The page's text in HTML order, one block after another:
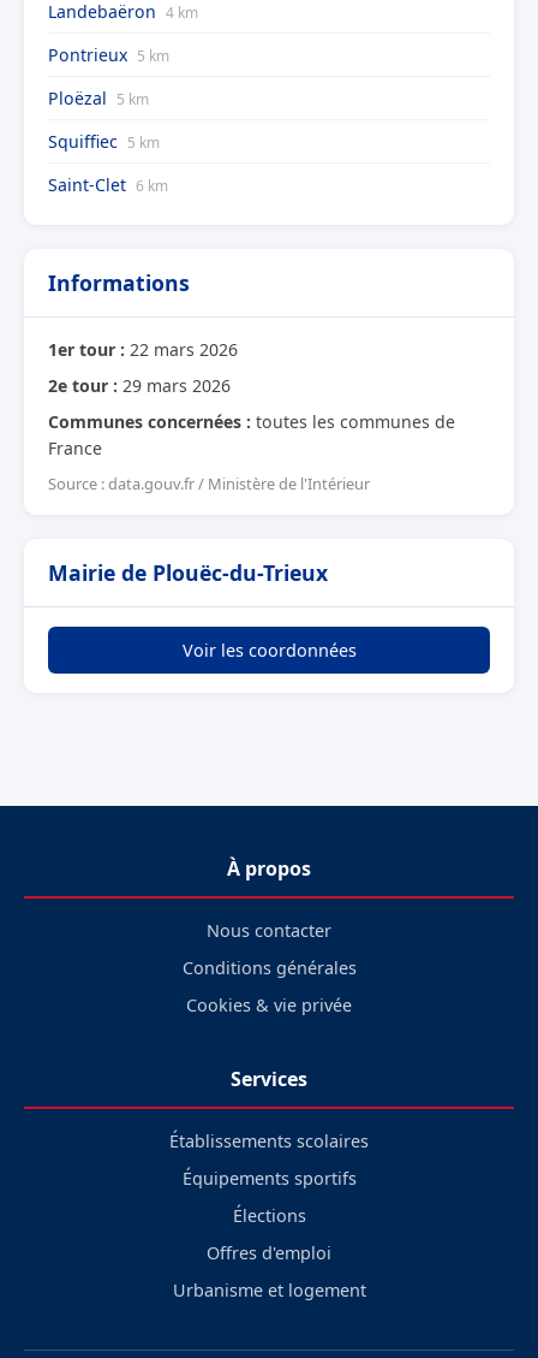
Landebaëron 4 km
Pontrieux 5 km
Ploëzal 5 km
Squiffiec 5 km
Saint-Clet 6 km
Informations
1er tour : 22 mars 2026
2e tour : 29 mars 2026
Communes concernées : toutes les communes de
France
Source : data.gouv.fr / Ministère de l'Intérieur
Mairie de Plouëc-du-Trieux
Voir les coordonnées
À propos
Nous contacter
Conditions générales
Cookies & vie privée
Services
Établissements scolaires
Équipements sportifs
Élections
Offres d'emploi
Urbanisme et logement